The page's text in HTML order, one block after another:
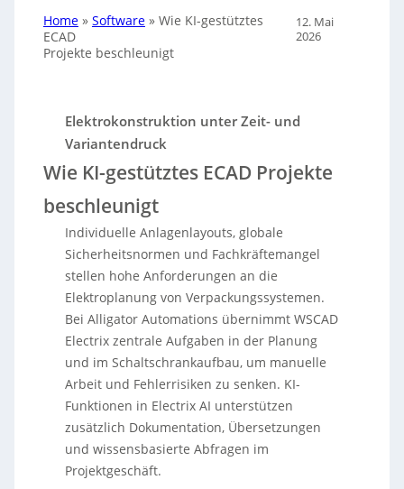
Home» Software» Wie KI-gestütztes
ECAD
Projekte beschleunigt
12. Mai
2026
Elektrokonstruktion unter Zeit- und
Variantendruck
Wie KI-gestütztes ECAD Projekte
beschleunigt
Individuelle Anlagenlayouts, globale
Sicherheitsnormen und Fachkräftemangel
stellen hohe Anforderungen an die
Elektroplanung von Verpackungssystemen.
Bei Alligator Automations übernimmt WSCAD
Electrix zentrale Aufgaben in der Planung
und im Schaltschrankaufbau, um manuelle
Arbeit und Fehlerrisiken zu senken. KI-
Funktionen in Electrix AI unterstützen
zusätzlich Dokumentation, Übersetzungen
und wissensbasierte Abfragen im
Projektgeschäft.